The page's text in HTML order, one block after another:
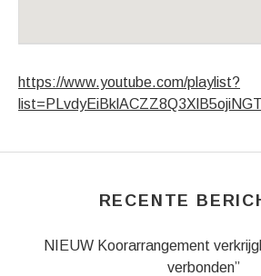
Bovenkerk Kampen Koornmarkt 28
Kampen,8261 JX
https://www.youtube.com/playlist?
RECENTE
NIEUW Koorarrangement
verbonden”